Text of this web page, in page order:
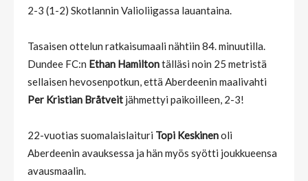
2-3 (1-2) Skotlannin Valioliigassa lauantaina.
Tasaisen ottelun ratkaisumaali nähtiin 84. minuutilla.
Dundee FC:n Ethan Hamiltontälläsi noin 25 metristä
sellaisen hevosenpotkun, että Aberdeenin maalivahti
Per Kristian Bråtveit jähmettyi paikoilleen, 2-3!
22-vuotias suomalaislaituri Topi Keskinenoli
Aberdeenin avauksessa ja hän myös syötti joukkueensa
avausmaalin.